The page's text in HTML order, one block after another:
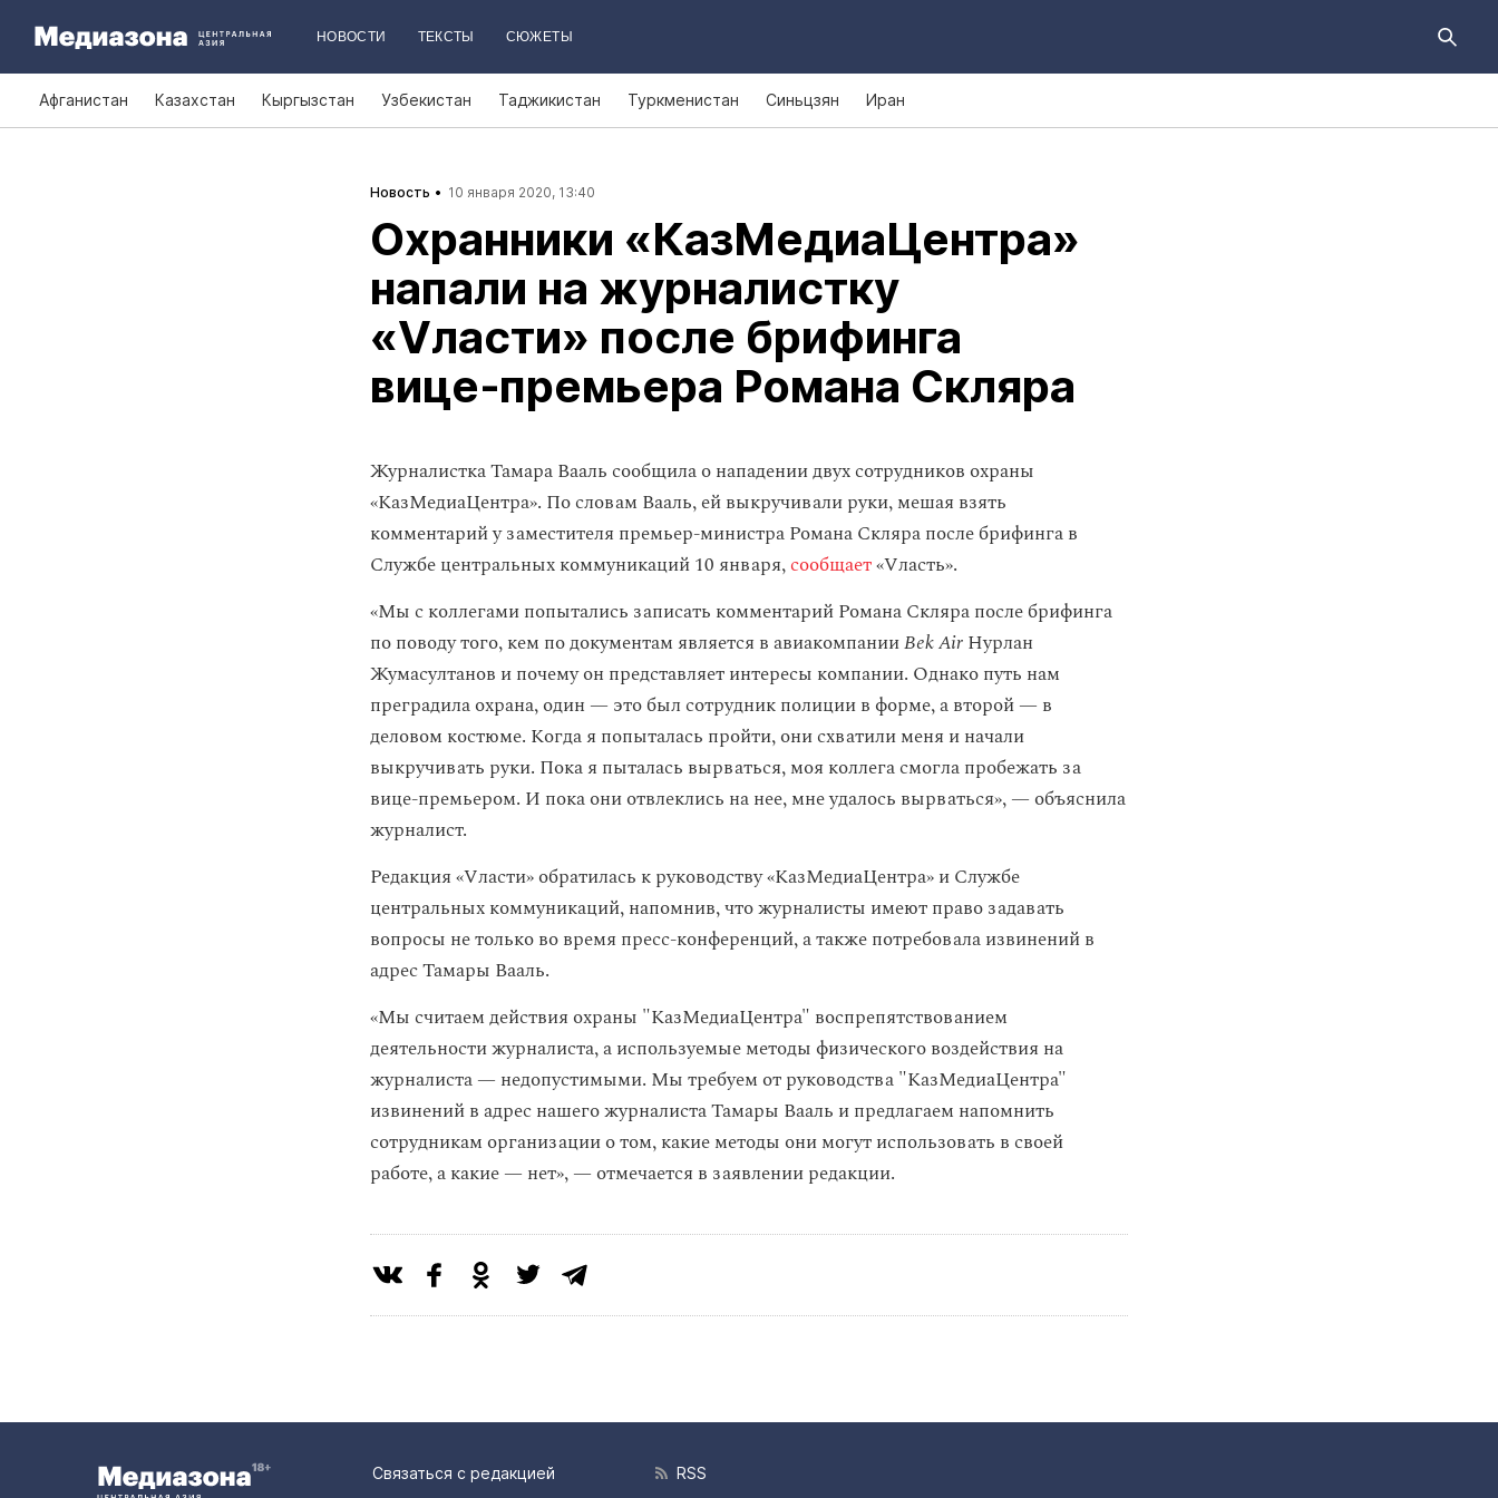
НОВОСТИ ТЕКСТЫ СЮЖЕТЫ
Афганистан Казахстан Кыргызстан Узбекистан Таджикистан Туркменистан Синьцзян Иран
Новость 10 января 2020, 13:40
Охранники «КазМедиаЦентра»
напали на журналистку
«Vласти» после брифинга
вице‑премьера Романа Скляра
​Журналистка Тамара Вааль сообщила о нападении двух сотрудников охраны
«КазМедиаЦентра». По словам Вааль, ей выкручивали руки, мешая взять
комментарий у заместителя премьер-министра Романа Скляра после брифинга в
Службе центральных коммуникаций 10 января,сообщает«Vласть».
«Мы с коллегами попытались записать комментарий Романа Скляра после брифинга
по поводу того, кем по документам является в авиакомпанииBek AirНурлан
Жумасултанов и почему он представляет интересы компании. Однако путь нам
преградила охрана, один — это был сотрудник полиции в форме, а второй — в
деловом костюме. Когда я попыталась пройти, они схватили меня и начали
выкручивать руки. Пока я пыталась вырваться, моя коллега смогла пробежать за
вице-премьером. И пока они отвлеклись на нее, мне удалось вырваться», — объяснила
журналист.
Редакция «Vласти» обратилась к руководству «КазМедиаЦентра» и Службе
центральных коммуникаций, напомнив, что журналисты имеют право задавать
вопросы не только во время пресс-конференций, а также потребовала извинений в
адрес Тамары Вааль.
«Мы считаем действия охраны "КазМедиаЦентра" воспрепятствованием
деятельности журналиста, а используемые методы физического воздействия на
журналиста — недопустимыми. Мы требуем от руководства "КазМедиаЦентра"
извинений в адрес нашего журналиста Тамары Вааль и предлагаем напомнить
сотрудникам организации о том, какие методы они могут использовать в своей
работе, а какие — нет», — отмечается в заявлении редакции.
Связаться с редакцией RSS